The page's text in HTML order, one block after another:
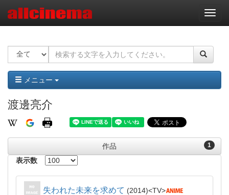
ナ
ビ
ー
ョ
ン
メニュー
渡邊亮介
1
作品
表示数
失われた未来を求めて 2014 TV